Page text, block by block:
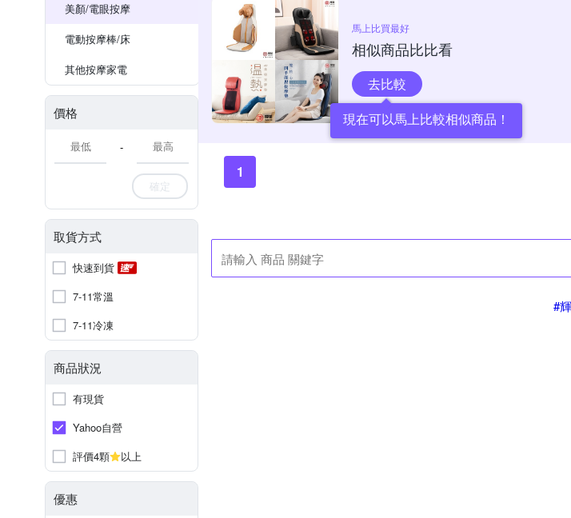
美顏/電眼按摩
電動按摩棒/床
其他按摩家電
價格
-
確定
取貨方式
快速到貨
7-11常溫
7-11冷凍
商品狀況
有現貨
Yahoo自營
評價4顆
以上
優惠
馬上比買最好
相似商品比比看
去比較
現在可以馬上比較相似商品！
1
#